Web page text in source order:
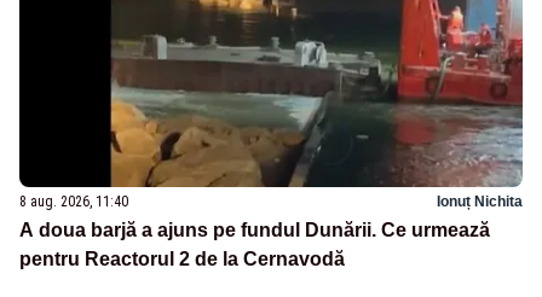
8 aug. 2026, 11:40 Ionuț Nichita
A doua barjă a ajuns pe fundul Dunării. Ce urmează
pentru Reactorul 2 de la Cernavodă